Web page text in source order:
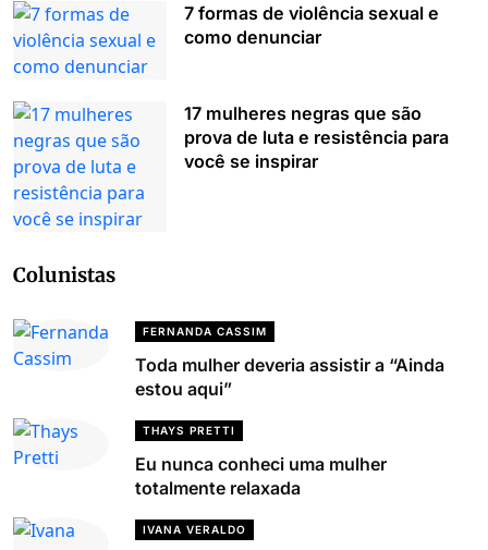
7 formas de violência sexual e
como denunciar
17 mulheres negras que são
prova de luta e resistência para
você se inspirar
Colunistas
FERNANDA CASSIM
Toda mulher deveria assistir a “Ainda
estou aqui”
THAYS PRETTI
Eu nunca conheci uma mulher
totalmente relaxada
IVANA VERALDO